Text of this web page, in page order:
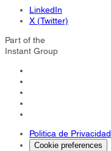
LinkedIn
X (Twitter)
Part of the
Instant Group
Politica de Privacidad
Cookie preferences